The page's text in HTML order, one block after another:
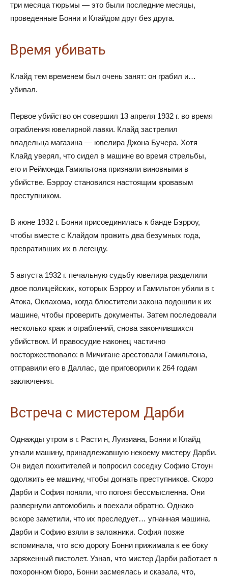
три месяца тюрьмы — это были последние месяцы,
проведенные Бонни и Клайдом друг без друга.
Время убивать
Клайд тем временем был очень занят: он грабил и…
убивал.
Первое убийство он совершил 13 апреля 1932 г. во время
ограбления ювелирной лавки. Клайд застрелил
владельца магазина — ювелира Джона Бучера. Хотя
Клайд уверял, что сидел в машине во время стрельбы,
его и Реймонда Гамильтона признали виновными в
убийстве. Бэрроу становился настоящим кровавым
преступником.
В июне 1932 г. Бонни присоединилась к банде Бэрроу,
чтобы вместе с Клайдом прожить два безумных года,
превративших их в легенду.
5 августа 1932 г. печальную судьбу ювелира разделили
двое полицейских, которых Бэрроу и Гамильтон убили в г.
Атока, Оклахома, когда блюстители закона подошли к их
машине, чтобы проверить документы. Затем последовали
несколько краж и ограблений, снова закончившихся
убийством. И правосудие наконец частично
восторжествовало: в Мичигане арестовали Гамильтона,
отправили его в Даллас, где приговорили к 264 годам
заключения.
Встреча с мистером Дарби
Однажды утром в г. Расти н, Луизиана, Бонни и Клайд
угнали машину, принадлежавшую некоему мистеру Дарби.
Он видел похитителей и попросил соседку Софию Стоун
одолжить ее машину, чтобы догнать преступников. Скоро
Дарби и София поняли, что погоня бессмысленна. Они
развернули автомобиль и поехали обратно. Однако
вскоре заметили, что их преследует… угнанная машина.
Дарби и Софию взяли в заложники. София позже
вспоминала, что всю дорогу Бонни прижимала к ее боку
заряженный пистолет. Узнав, что мистер Дарби работает в
похоронном бюро, Бонни засмеялась и сказала, что,